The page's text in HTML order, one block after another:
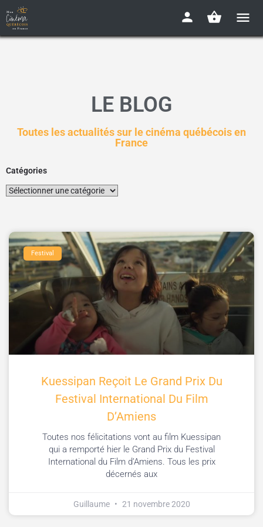
LE BLOG
Toutes les actualités sur le cinéma québécois en
France
Catégories
Festival
Kuessipan Reçoit Le Grand Prix Du
Festival International Du Film
D’Amiens
Toutes nos félicitations vont au film Kuessipan
qui a remporté hier le Grand Prix du Festival
International du Film d’Amiens. Tous les prix
décernés aux
Guillaume 21 novembre 2020